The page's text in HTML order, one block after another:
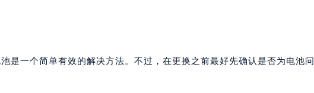
融中心C座12层1205室（需提前预约）
广场写字楼1座11层1104室（需提前预约）
是一个简单有效的解决方法。不过，在更换之前最好先确认是否为电池问